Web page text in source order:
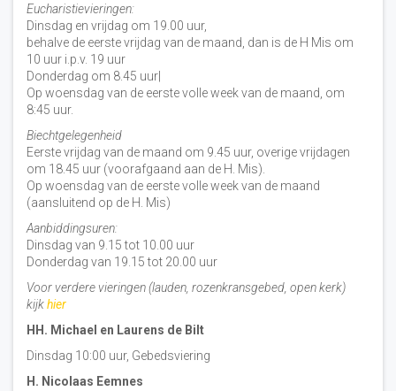
Eucharistievieringen:
Dinsdag en vrijdag om 19.00 uur,
behalve de eerste vrijdag van de maand, dan is de H Mis om
10 uur i.p.v. 19 uur
Donderdag om 8.45 uur|
Op woensdag van de eerste volle week van de maand, om
8:45 uur.
Biechtgelegenheid
Eerste vrijdag van de maand om 9.45 uur, overige vrijdagen
om 18.45 uur (voorafgaand aan de H. Mis).
Op woensdag van de eerste volle week van de maand
(aansluitend op de H. Mis)
Aanbiddingsuren:
Dinsdag van 9.15 tot 10.00 uur
Donderdag van 19.15 tot 20.00 uur
Voor verdere vieringen (lauden, rozenkransgebed, open kerk)
kijkhier
HH. Michael en Laurens de Bilt
Dinsdag 10:00 uur, Gebedsviering
H. Nicolaas Eemnes